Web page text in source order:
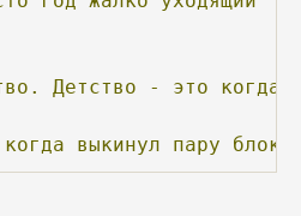
Детство - это когда
когда выкинул пару